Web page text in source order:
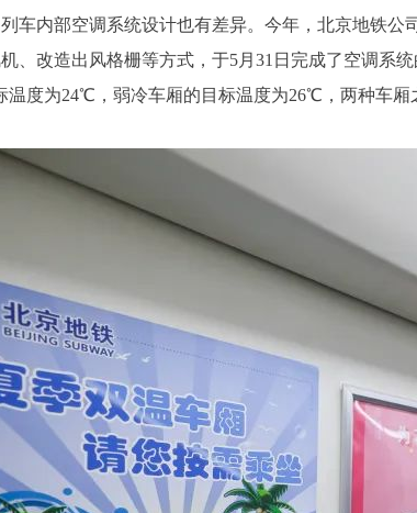
车内部空调系统设计也有差异。今年，北京地铁
、改造出风格栅等方式，于5月31日完成了空调系统
为24℃，弱冷车厢的目标温度为26℃，两种车厢